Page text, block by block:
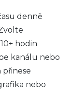
denně
hodin
kanálu nebo
přinese
nebo